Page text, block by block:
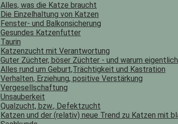
Alles, was die Katze braucht
Die Einzelhaltung von Katzen
Fenster- und Balkonsicherung
Gesundes Katzenfutter
Taurin
Katzenzucht mit Verantwortung
Guter Züchter, böser Züchter - und warum
Alles rund um Geburt,Trächtigkeit und Kastration
Verhalten, Erziehung, positive Verstärkung
Vergesellschaftung
Unsauberkeit
Qualzucht, bzw., Defektzucht
Katzen und der (relativ) neue Trend zu Katzen mit